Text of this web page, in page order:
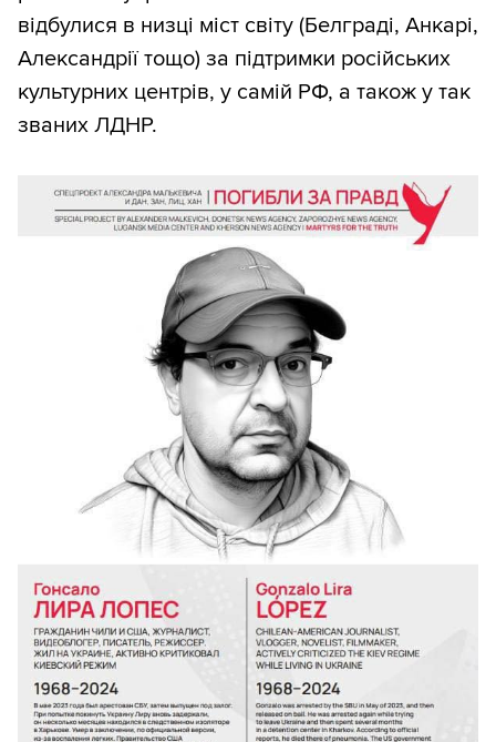
відбулися в низці міст світу (Белграді, Анкарі,
Александрії тощо) за підтримки російських
культурних центрів, у самій РФ, а також у так
званих ЛДНР.